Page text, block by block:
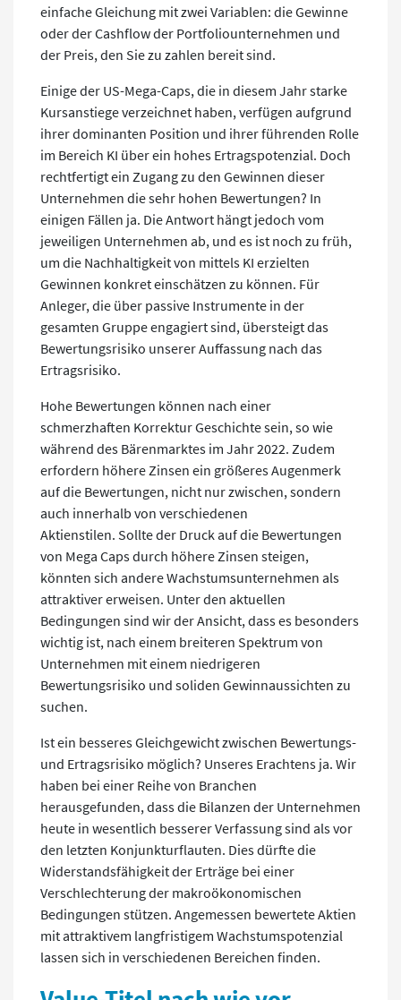
einfache Gleichung mit zwei Variablen: die Gewinne
oder der Cashflow der Portfoliounternehmen und
der Preis, den Sie zu zahlen bereit sind.
Einige der US-Mega-Caps, die in diesem Jahr starke
Kursanstiege verzeichnet haben, verfügen aufgrund
ihrer dominanten Position und ihrer führenden Rolle
im Bereich KI über ein hohes Ertragspotenzial. Doch
rechtfertigt ein Zugang zu den Gewinnen dieser
Unternehmen die sehr hohen Bewertungen? In
einigen Fällen ja. Die Antwort hängt jedoch vom
jeweiligen Unternehmen ab, und es ist noch zu früh,
um die Nachhaltigkeit von mittels KI erzielten
Gewinnen konkret einschätzen zu können. Für
Anleger, die über passive Instrumente in der
gesamten Gruppe engagiert sind, übersteigt das
Bewertungsrisiko unserer Auffassung nach das
Ertragsrisiko.
Hohe Bewertungen können nach einer
schmerzhaften Korrektur Geschichte sein, so wie
während des Bärenmarktes im Jahr 2022. Zudem
erfordern höhere Zinsen ein größeres Augenmerk
auf die Bewertungen, nicht nur zwischen, sondern
auch innerhalb von verschiedenen
Aktienstilen. Sollte der Druck auf die Bewertungen
von Mega Caps durch höhere Zinsen steigen,
könnten sich andere Wachstumsunternehmen als
attraktiver erweisen. Unter den aktuellen
Bedingungen sind wir der Ansicht, dass es besonders
wichtig ist, nach einem breiteren Spektrum von
Unternehmen mit einem niedrigeren
Bewertungsrisiko und soliden Gewinnaussichten zu
suchen.
Ist ein besseres Gleichgewicht zwischen Bewertungs-
und Ertragsrisiko möglich? Unseres Erachtens ja. Wir
haben bei einer Reihe von Branchen
herausgefunden, dass die Bilanzen der Unternehmen
heute in wesentlich besserer Verfassung sind als vor
den letzten Konjunkturflauten. Dies dürfte die
Widerstandsfähigkeit der Erträge bei einer
Verschlechterung der makroökonomischen
Bedingungen stützen. Angemessen bewertete Aktien
mit attraktivem langfristigem Wachstumspotenzial
lassen sich in verschiedenen Bereichen finden.